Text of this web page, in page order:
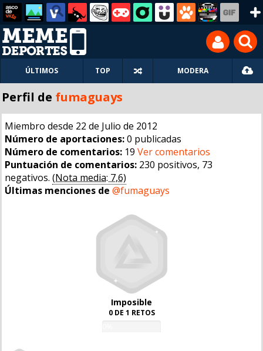
ÚLTIMOS TOP MODERA
Perfil de fumaguays
Miembro desde 22 de Julio de 2012
Número de aportaciones:0 publicadas
Número de comentarios: 19 Ver comentarios
Puntuación de comentarios: 230 positivos, 73
negativos. (Nota media: 7,6)
Últimas menciones de @fumaguays
Imposible
0 DE 1 RETOS